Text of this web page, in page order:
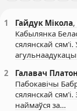
1 Гайдук Мікола
Кабылянка
сялянскай
2
Галавач Платон
Пабокавічы
сялянскай
наймаўся за…